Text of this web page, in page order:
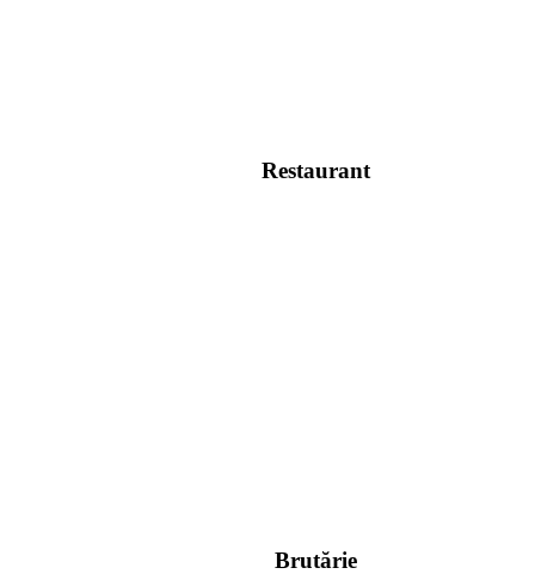
Restaurant
Brutărie